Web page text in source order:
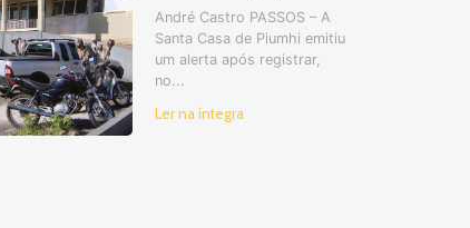
André Castro PASSOS – A
Santa Casa de Piumhi emitiu
um alerta após registrar,
no...
Ler na íntegra